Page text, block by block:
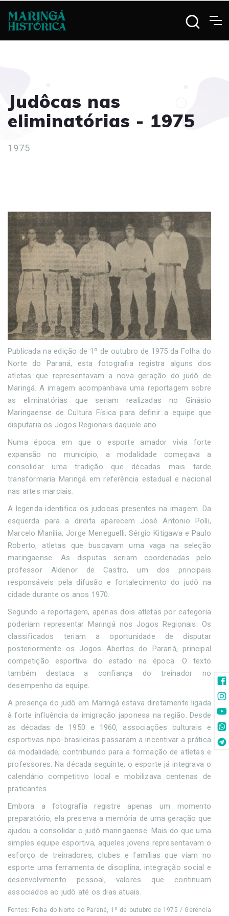
Judôcas nas
eliminatórias - 1975
1975
Publicada na edição de 1º de outubro de 1975 da Folha do
Norte do Paraná, esta fotografia registra alguns dos
atletas que representavam a nova geração do judô de
Maringá. A imagem acompanhava uma reportagem sobre
as eliminatórias que seriam realizadas no Ginásio
Maringaense de Cultura Física para definir a equipe que
disputaria os Jogos Regionais daquele ano.
Numa época em que o esporte amador vivia forte
expansão no município, a modalidade começava a
consolidar uma tradição que décadas mais tarde
transformaria Maringá em referência estadual e nacional
nas artes marciais.
A legenda identifica os judocas presentes na imagem. Da
esquerda para a direita aparecem José Antonio Polli,
Marcelo Manilia, Jorge Meneguelli, Sérgio Kitigawa e Paulo
Roberto, atletas que buscavam uma vaga na seleção
maringaense. As disputas seriam coordenadas pelo
professor Aldenor de Castro, um dos principais
responsáveis pela difusão e fortalecimento do judô na
cidade durante os anos 1970.
Segundo a reportagem, apenas dois atletas por categoria
poderiam representar Maringá nos Jogos Regionais. Os
classificados teriam a oportunidade de disputar
posteriormente os Jogos Abertos do Paraná, principal
competição esportiva do estado na época. O texto
também destaca a confiança do treinador no
desempenho da equipe.
A presença do judô em Maringá estava diretamente ligada
à forte influência da imigração japonesa na região. Desde
as décadas de 1950 e 1960, associações culturais e
esportivas nipo-brasileiras passaram a incentivar a prática
da modalidade, contribuindo para a formação de atletas e
professores. Na década seguinte, o esporte já integrava o
calendário competitivo local e mobilizava centenas de
praticantes.
Embora a fotografia registre apenas um momento
preparatório, ela preserva a memória de uma geração que
ajudou a consolidar o judô maringaense. Mais do que uma
simples equipe esportiva, aqueles jovens representavam o
esforço de treinadores, clubes e famílias que viam no
esporte uma ferramenta de disciplina, integração social e
desenvolvimento pessoal, valores que continuam
associados ao judô até os dias atuais.
Fontes: Folha do Norte do Paraná, 1º de outubro de 1975 / Gerência